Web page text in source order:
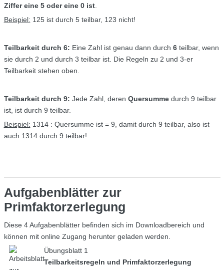
Ziffer eine 5 oder eine 0 ist.
Beispiel: 125 ist durch 5 teilbar, 123 nicht!
Teilbarkeit durch 6: Eine Zahl ist genau dann durch 6teilbar, wenn
sie durch 2 und durch 3 teilbar ist. Die Regeln zu 2 und 3-er
Teilbarkeit stehen oben.
Teilbarkeit durch 9: Jede Zahl, deren Quersummedurch 9 teilbar
ist, ist durch 9 teilbar.
Beispiel: 1314 : Quersumme ist = 9, damit durch 9 teilbar, also ist
auch 1314 durch 9 teilbar!
Aufgabenblätter zur
Primfaktorzerlegung
Diese 4 Aufgabenblätter befinden sich im Downloadbereich und
können mit online Zugang herunter geladen werden.
Übungsblatt 1
Teilbarkeitsregeln und Primfaktorzerlegung